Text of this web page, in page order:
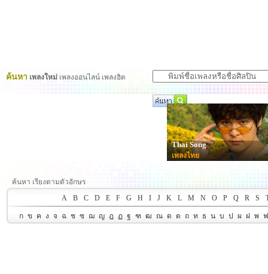
ค้นหา เพลงใหม่ เพลงออนไลน์ เพลงฮิต
Thai Song
เพลงไทย
ค้นหา เรียงตามตัวอักษร
A
B C D E F G H I J K L M N O P Q R S
ก ข ค ง จ ฉ ช ซ ฌ ญ ฎ ฏ ฐ ฑ ฒ ณ ด ต ถ ท ธ น บ ป ผ ฝ พ ฟ